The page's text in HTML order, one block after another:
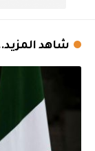
شاهد